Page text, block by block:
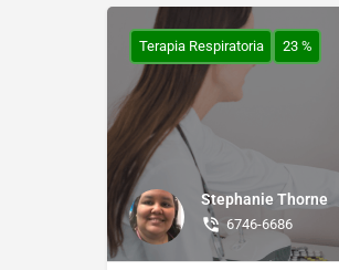
Stephanie Thorne
6746-6686
Terapia Respiratoria 23 %